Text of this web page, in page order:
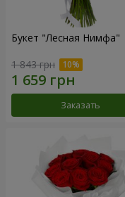
Букет "Лесная Нимфа"
1 843 грн
Заказать